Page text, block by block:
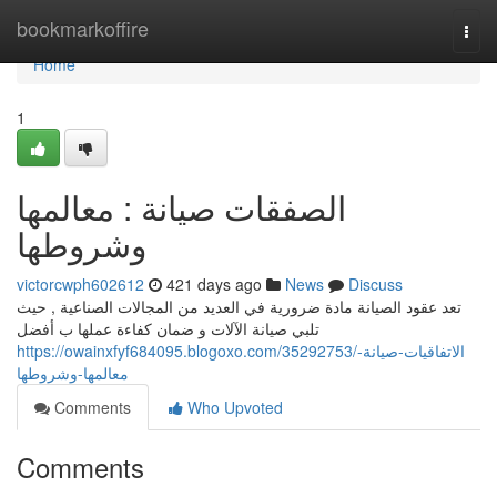
bookmarkoffire
Home
Home
1
الصفقات صيانة : معالمها
وشروطها
victorcwph602612 421 days ago News
Discuss
تعد عقود الصيانة مادة ضرورية في العديد من المجالات الصناعية , حيث
تلبي صيانة الآلات و ضمان كفاءة عملها ب أفضل
https://owainxfyf684095.blogoxo.com/35292753/الاتفاقيات-صيانة-
معالمها-وشروطها
Comments
Who Upvoted
Comments